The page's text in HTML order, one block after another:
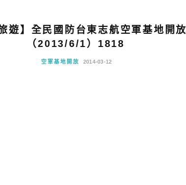
遊】全民國防台東志航空軍基地開放
（2013/6/1）1818
空軍基地開放 2014-03-12